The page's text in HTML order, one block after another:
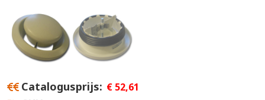
Catalogusprijs € 52,61